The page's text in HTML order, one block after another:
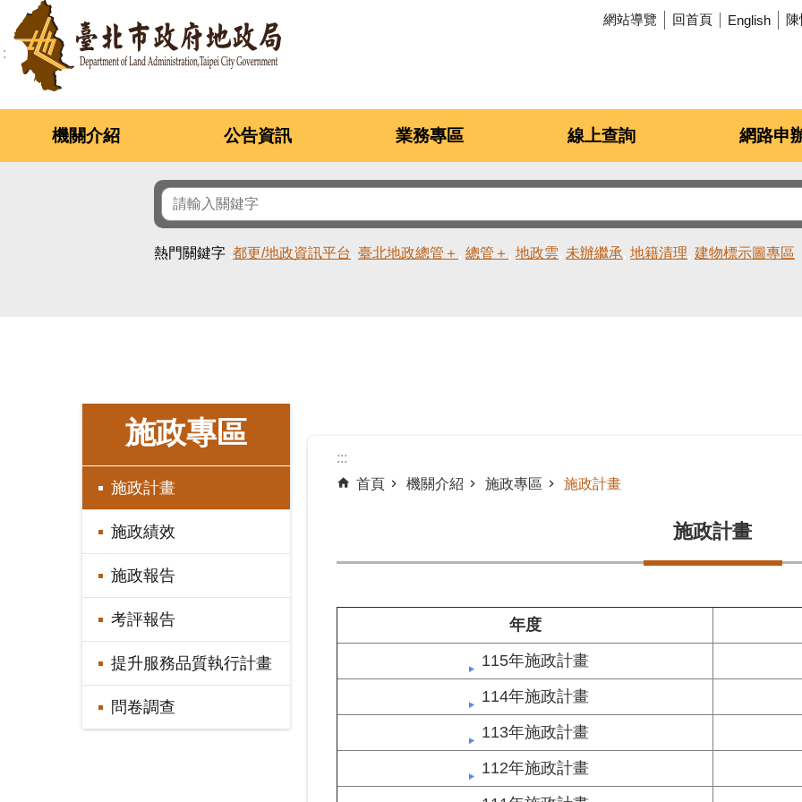
跳到主要內容區塊 網站導覽 回首頁 English
機關介紹 公告資訊 業務專區 線上查詢 網路申
熱門關鍵字 都更/地政資訊平台 臺北地政總管＋ 總管＋ 地政雲 未辦繼承 地籍清理 建物標示圖專區
施政專區
施政計畫
施政績效
施政報告
考評報告
提升服務品質執行計畫
問卷調查
:::
首頁
機關介紹 施政專區 施政計畫
施政計畫
年度
115年施政計畫
114年施政計畫
113年施政計畫
112年施政計畫